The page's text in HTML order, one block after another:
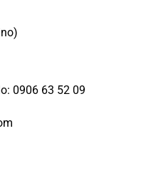
0906 63 52 09